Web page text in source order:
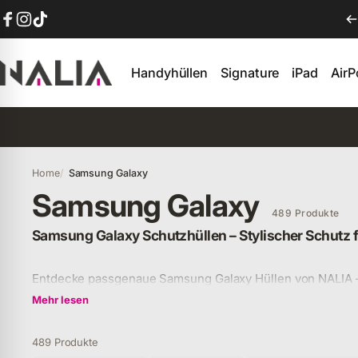
Direkt zum Inhalt
NALIA Berlin Handyhüllen
Handyhüllen
Signature
Signature
iPad
iPad
Home Samsung Galaxy
Samsung Galaxy 489 Produkte
Samsung Galaxy Schutzhüllen – Stylischer Schutz
Entdecke passgenaue Samsung Galaxy Hüllen von
robust & alltagstauglich. Jetzt Handyhülle für dein Galaxy
Mehr lesen
489 Produkte